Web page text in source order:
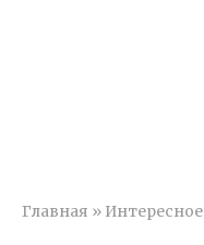
Главная » Интересное